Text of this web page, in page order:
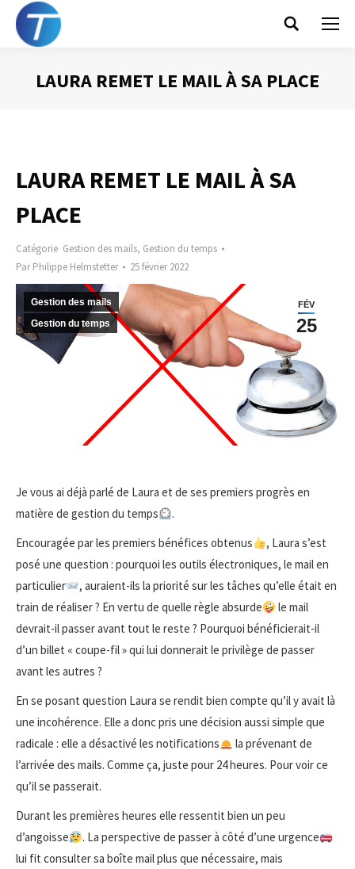
Search:
LAURA REMET LE MAIL À SA PLACE
LAURA REMET LE MAIL À SA
PLACE
Catégorie Gestion des mails, Gestion du temps
ParPhilippe Helmstetter 25 février 2022
FÉV
25
Gestion des mails
Gestion du temps
Je vous ai déjà parlé de Laura et de ses premiers progrès en
matière de gestion du temps
.
Encouragée par les premiers bénéfices obtenus
, Laura s’est
posé une question : pourquoi les outils électroniques, le mail en
particulier
, auraient-ils la priorité sur les tâches qu’elle était en
train de réaliser ? En vertu de quelle règle absurde
le mail
devrait-il passer avant tout le reste ? Pourquoi bénéficierait-il
d’un billet « coupe-fil » qui lui donnerait le privilège de passer
avant les autres ?
En se posant question Laura se rendit bien compte qu’il y avait là
une incohérence. Elle a donc pris une décision aussi simple que
radicale : elle a désactivé les notifications
la prévenant de
l’arrivée des mails. Comme ça, juste pour 24 heures. Pour voir ce
qu’il se passerait.
Durant les premières heures elle ressentit bien un peu
d’angoisse
. La perspective de passer à côté d’une urgence
lui fit consulter sa boîte mail plus que nécessaire, mais